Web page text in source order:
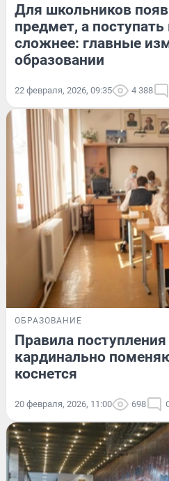
Для школьников
предмет, а
сложнее: главные
образовании
22 февраля, 2026, 09:35 4 388
ОБРАЗОВАНИЕ
Правила
кардинально
коснется
20 февраля, 2026, 11:00 698